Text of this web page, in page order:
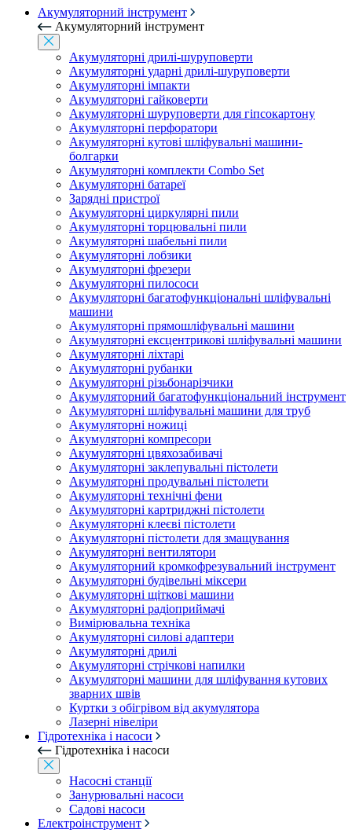
Акумуляторний інструмент
Акумуляторний інструмент
Акумуляторні дрилі-шуруповерти
Акумуляторні ударні дрилі-шуруповерти
Акумуляторні імпакти
Акумуляторні гайковерти
Акумуляторні шуруповерти для гіпсокартону
Акумуляторні перфоратори
Акумуляторні кутові шліфувальні машини-
болгарки
Акумуляторні комплекти Combo Set
Акумуляторні батареї
Зарядні пристрої
Акумуляторні циркулярні пили
Акумуляторні торцювальні пили
Акумуляторні шабельні пили
Акумуляторні лобзики
Акумуляторні фрезери
Акумуляторні пилососи
Акумуляторні багатофункціональні шліфувальні
машини
Акумуляторні прямошліфувальні машини
Акумуляторні ексцентрикові шліфувальні машини
Акумуляторні ліхтарі
Акумуляторні рубанки
Акумуляторні різьбонарізчики
Акумуляторний багатофункціональний інструмент
Акумуляторні шліфувальні машини для труб
Акумуляторні ножиці
Акумуляторні компресори
Акумуляторні цвяхозабивачі
Акумуляторні заклепувальні пістолети
Акумуляторні продувальні пістолети
Акумуляторні технічні фени
Акумуляторні картриджні пістолети
Акумуляторні клеєві пістолети
Акумуляторні пістолети для змащування
Акумуляторні вентилятори
Акумуляторний кромкофрезувальний інструмент
Акумуляторні будівельні міксери
Акумуляторні щіткові машини
Акумуляторні радіоприймачі
Вимірювальна техніка
Акумуляторні силові адаптери
Акумуляторні дрилі
Акумуляторні стрічкові напилки
Акумуляторні машини для шліфування кутових
зварних швів
Куртки з обігрівом від акумулятора
Лазерні нівеліри
Гідротехніка і насоси
Гідротехніка і насоси
Насосні станції
Занурювальні насоси
Садові насоси
Електроінструмент